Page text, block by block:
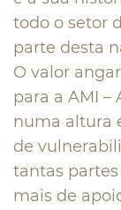
todo o setor
parte desta
O valor
para a AMI –
numa altura
de
tantas
mais de